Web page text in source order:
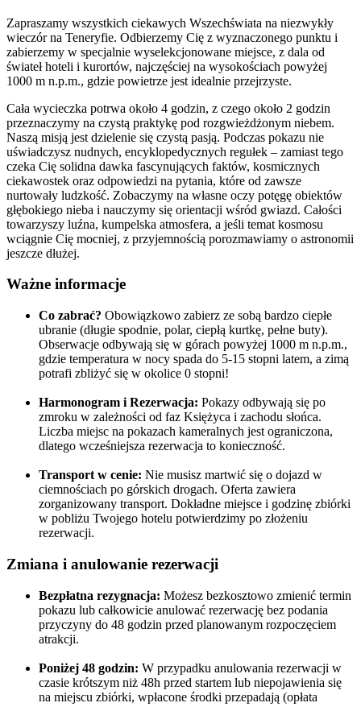
Zapraszamy wszystkich ciekawych Wszechświata na niezwykły
wieczór na Teneryfie. Odbierzemy Cię z wyznaczonego punktu i
zabierzemy w specjalnie wyselekcjonowane miejsce, z dala od
świateł hoteli i kurortów, najczęściej na wysokościach powyżej
1000 m n.p.m., gdzie powietrze jest idealnie przejrzyste.
Cała wycieczka potrwa około 4 godzin, z czego około 2 godzin
przeznaczymy na czystą praktykę pod rozgwieżdżonym niebem.
Naszą misją jest dzielenie się czystą pasją. Podczas pokazu nie
uświadczysz nudnych, encyklopedycznych regułek – zamiast tego
czeka Cię solidna dawka fascynujących faktów, kosmicznych
ciekawostek oraz odpowiedzi na pytania, które od zawsze
nurtowały ludzkość. Zobaczymy na własne oczy potęgę obiektów
głębokiego nieba i nauczymy się orientacji wśród gwiazd. Całości
towarzyszy luźna, kumpelska atmosfera, a jeśli temat kosmosu
wciągnie Cię mocniej, z przyjemnością porozmawiamy o astronomii
jeszcze dłużej.
Ważne informacje
Co zabrać? Obowiązkowo zabierz ze sobą bardzo ciepłe
ubranie (długie spodnie, polar, ciepłą kurtkę, pełne buty).
Obserwacje odbywają się w górach powyżej 1000 m n.p.m.,
gdzie temperatura w nocy spada do 5-15 stopni latem, a zimą
potrafi zbliżyć się w okolice 0 stopni!
Harmonogram i Rezerwacja: Pokazy odbywają się po
zmroku w zależności od faz Księżyca i zachodu słońca.
Liczba miejsc na pokazach kameralnych jest ograniczona,
dlatego wcześniejsza rezerwacja to konieczność.
Transport w cenie: Nie musisz martwić się o dojazd w
ciemnościach po górskich drogach. Oferta zawiera
zorganizowany transport. Dokładne miejsce i godzinę zbiórki
w pobliżu Twojego hotelu potwierdzimy po złożeniu
rezerwacji.
Zmiana i anulowanie rezerwacji
Bezpłatna rezygnacja: Możesz bezkosztowo zmienić termin
pokazu lub całkowicie anulować rezerwację bez podania
przyczyny do 48 godzin przed planowanym rozpoczęciem
atrakcji.
Poniżej 48 godzin: W przypadku anulowania rezerwacji w
czasie krótszym niż 48h przed startem lub niepojawienia się
na miejscu zbiórki, wpłacone środki przepadają (opłata